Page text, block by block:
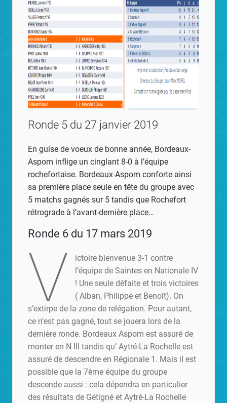
Ronde 5 du 27 janvier 2019
En guise de voeux de bonne année, Bordeaux-
Aspom inflige un cinglant 8-0 à l’équipe
rochefortaise. Bordeaux-Aspom conforte ainsi
sa première place seule en tête du groupe avec
5 matchs gagnés sur 5 tandis que Rochefort
rétrograde à l’avant-dernière place…
Ronde 6 du 17 mars 2019
V
ictoire bienvenue 3-1 contre
l’équipe de Saintes en Nationale IV
! Une seule défaite et trois victoires
( Alban, Philippe et Benoît). On
s’extirpe de la zone de relégation. Pour autant,
ce n’est pas gagné, tout se jouera lors de la
dernière ronde. Bordeaux Aspom est assuré de
monter en N III tandis qu’ Aytré-La Rochelle est
assuré de descendre en Régionale 1. Mais il est
possible que la 7ème équipe du groupe
descende aussi : cela dépendra en particulier
des résultats de Gétigné et Aytré-La Rochelle